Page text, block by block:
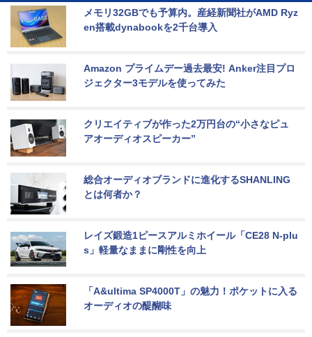
メモリ32GBでも予算内。産経新聞社がAMD Ryz
en搭載dynabookを2千台導入
Amazon プライムデー過去最安! Anker注目プロ
ジェクター3モデルを使ってみた
クリエイティブが作った2万円台の“小さなピュ
アオーディオスピーカー”
総合オーディオブランドに進化するSHANLING
とは何者か？
レイズ鍛造1ピースアルミホイール「CE28 N-plu
s」軽量なままに剛性を向上
「A&ultima SP4000T」の魅力！ポケットに入る
オーディオの醍醐味